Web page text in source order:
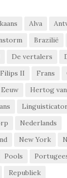
Alva
Brazilië
De vertalers
Filips II Frans
Hertog
Nederlands
New York
Pools
Republiek